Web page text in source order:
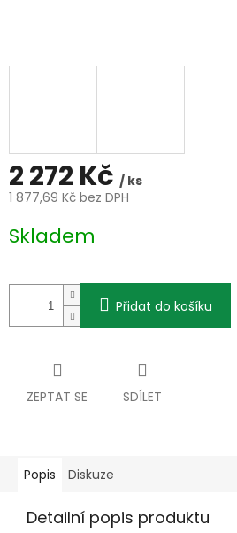
2 272 Kč / ks
1 877,69 Kč bez DPH
cena:
Skladem
Přidat do košíku
ZEPTAT SE SDÍLET
Popis Diskuze
Detailní popis produktu